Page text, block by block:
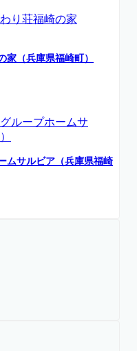
家（兵庫県福崎町）
ムサルビア（兵庫県福崎